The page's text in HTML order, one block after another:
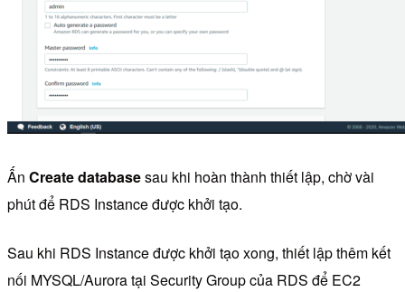
Ấn Create databasesau khi hoàn thành thiết lập, chờ vài
phút để RDS Instance được khởi tạo.
Sau khi RDS Instance được khởi tạo xong, thiết lập thêm kết
nối MYSQL/Aurora tại Security Group của RDS để EC2